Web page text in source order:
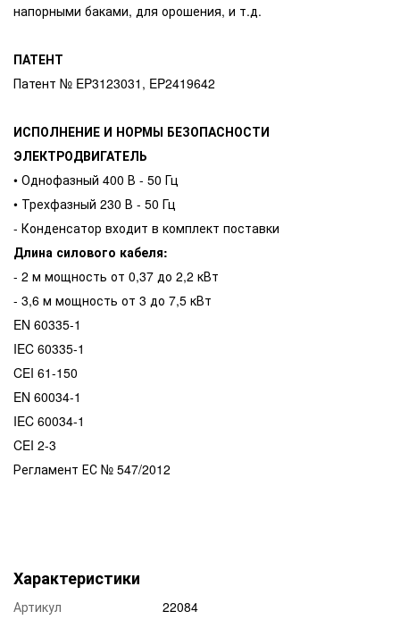
напорными баками, для орошения, и т.д.
ПАТЕНТ
Патент № EP3123031, EP2419642
ИСПОЛНЕНИЕ И НОРМЫ БЕЗОПАСНОСТИ
ЭЛЕКТРОДВИГАТЕЛЬ
• Однофазный 400 В - 50 Гц
• Трехфазный 230 В - 50 Гц
- Конденсатор входит в комплект поставки
Длина силового кабеля:
- 2 м мощность от 0,37 до 2,2 кВт
- 3,6 м мощность от 3 до 7,5 кВт
EN 60335-1
IEC 60335-1
CEI 61-150
EN 60034-1
IEC 60034-1
CEI 2-3
Регламент ЕС № 547/2012
Характеристики
Артикул
22084